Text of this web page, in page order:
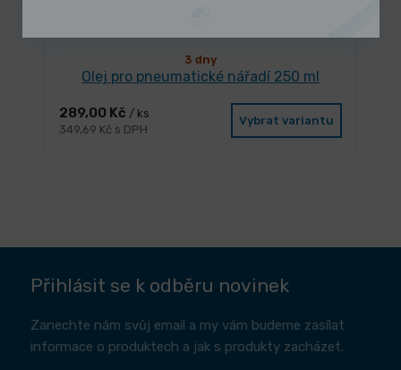
3 dny
Olej pro pneumatické nářadí 250 ml
289,00 Kč / ks
349,69 Kč s DPH
Vybrat variantu
Přihlásit se k odběru novinek
Zanechte nám svůj email a my vám budeme zasílat
informace o produktech a jak s produkty zacházet.